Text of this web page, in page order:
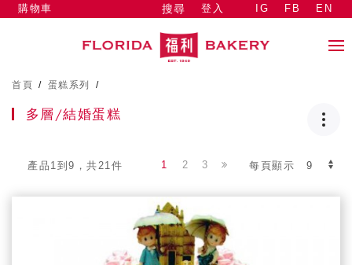
搜尋 登入
購物車 IG FB EN
首頁 / 蛋糕系列 /
多層/結婚蛋糕
產品1到9，共21件 每頁顯示
1 2 3